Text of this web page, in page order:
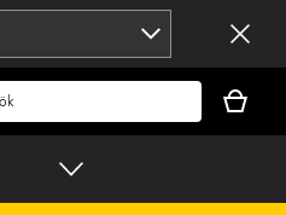
är
tom